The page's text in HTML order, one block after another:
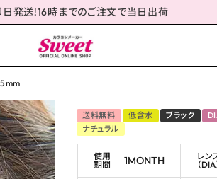
発送!16時までのご注文で当日出荷
送料無料 低含水 ブラック
ナチュラル
使用
期間
1MONTH
レン
（DIA